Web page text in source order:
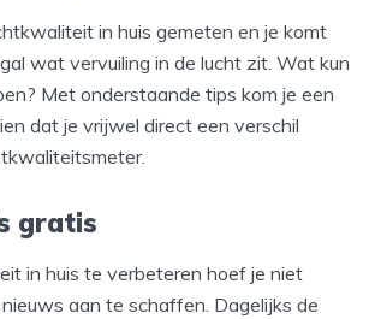
in huis gemeten en je komt
wat vervuiling in de lucht zit. Wat kun
Met onderstaande tips kom je een
dat je vrijwel direct een verschil
gratis
in huis te verbeteren hoef je niet
aan te schaffen. Dagelijks de